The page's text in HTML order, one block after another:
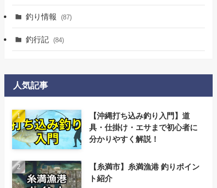
釣り情報 (87)
釣行記 (84)
人気記事
【沖縄打ち込み釣り入門】道
具・仕掛け・エサまで初心者に
分かりやすく解説！
【糸満市】糸満漁港 釣りポイン
ト紹介